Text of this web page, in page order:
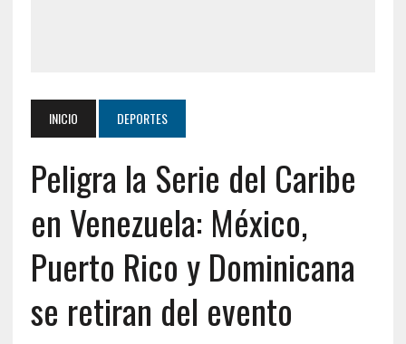
INICIO DEPORTES
Peligra la Serie del Caribe
en Venezuela: México,
Puerto Rico y Dominicana
se retiran del evento